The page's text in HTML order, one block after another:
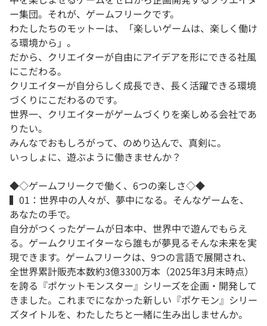
ー集団。それが、ゲームフリークです。
わたしたちのモットーは、「楽しいゲームは、楽しく働け
る環境から」。
だから、クリエイターが自由にアイデアを形にできる社風
にこだわる。
クリエイターが自分らしく成長でき、長く活躍できる環境
づくりにこだわるのです。
世界一、クリエイターがゲームづくりを楽しめる会社であ
りたい。
みんなでおもしろがって、のめり込んで、真剣に。
いっしょに、遊ぶように働きませんか？
◆◇ゲームフリークで働く、6つの楽しさ◇◆
▍01：世界中の人々が、夢中になる。そんなゲームを、
あなたの手で。
自分がつくったゲームが日本中、世界中で遊んでもらえ
る。ゲームクリエイターなら誰もが夢見るそんな未来を実
現できます。ゲームフリークは、9つの言語で展開され、
全世界累計販売本数約3億3300万本（2025年3月末時点）
を誇る『ポケットモンスター』シリーズを企画・開発して
きました。これまでになかった新しい『ポケモン』シリー
ズタイトルを、わたしたちと一緒に生み出しませんか。